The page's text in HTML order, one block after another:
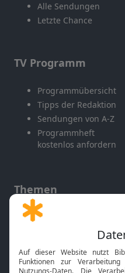
Alle Sendungen
Letzte Chance
TV Programm
Programmübersicht
Tipps der Redaktion
Sendungen von A-Z
Programmheft
kostenlos anfordern
Themen
Gott und Bibel erklärt
Neuigkeiten